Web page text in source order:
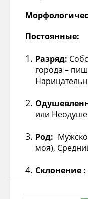
Постоянные:
Разряд:
города –
или
Род:
моя),
Склонение :
1 скл. –